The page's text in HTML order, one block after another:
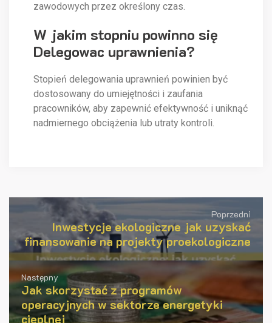
zawodowych przez określony czas.
W jakim stopniu powinno się
Delegowac uprawnienia?
Stopień delegowania uprawnień powinien być
dostosowany do umiejętności i zaufania
pracowników, aby zapewnić efektywność i uniknąć
nadmiernego obciążenia lub utraty kontroli.
Poprzedni
Inwestycje ekologiczne jak uzyskać
finansowanie na projekty proekologiczne
Następny
Jak skorzystać z programów
operacyjnych w sektorze energetyki
cieplnej